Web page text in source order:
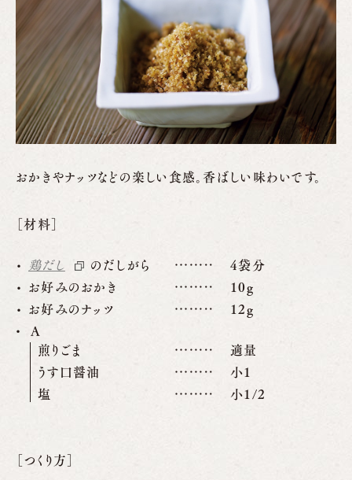
おかきやナッツなどの楽しい食感。香ばしい味わいです。
［材料］
鶏だし のだしがら
4袋分
お好みのおかき
10g
お好みのナッツ
12g
A
煎りごま
適量
うす口醤油
小1
塩
小1/2
［つくり方］